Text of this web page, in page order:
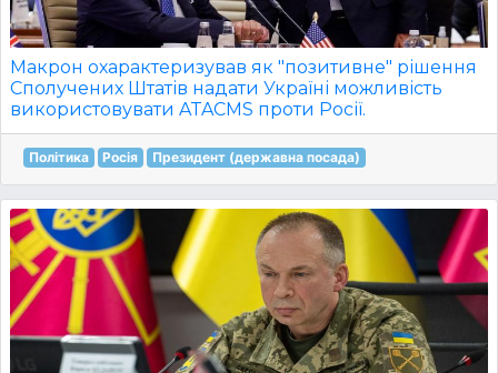
Макрон охарактеризував як "позитивне" рішення
Сполучених Штатів надати Україні можливість
використовувати ATACMS проти Росії.
Політика Росія Президент (державна посада)